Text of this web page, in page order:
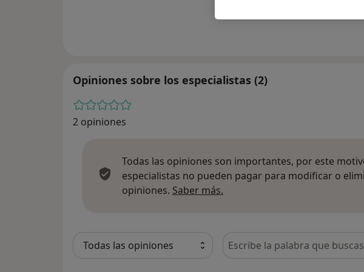
Opiniones sobre los especialistas (2)
2 opiniones
Todas las opiniones son importantes, por este
especialistas no pueden pagar para modificar o
opiniones. Saber más.
Busca en opiniones